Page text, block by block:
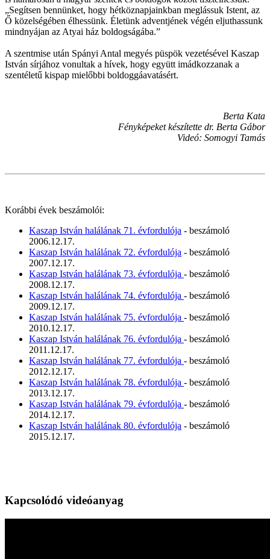
„Segítsen bennünket, hogy hétköznapjainkban meglássuk Istent, az
Ő közelségében élhessünk. Életünk adventjének végén eljuthassunk
mindnyájan az Atyai ház boldogságába.”
A szentmise után Spányi Antal megyés püspök vezetésével Kaszap
István sírjához vonultak a hívek, hogy együtt imádkozzanak a
szentéletű kispap mielőbbi boldoggáavatásért.
Berta Kata
Fényképeket készítette dr. Berta Gábor
Videó: Somogyi Tamás
Korábbi évek beszámolói:
Kaszap István halálának 71. évfordulója - beszámoló
2006.12.17.
Kaszap István halálának 72. évfordulója - beszámoló
2007.12.17.
Kaszap István halálának 73. évfordulója - beszámoló
2008.12.17.
Kaszap István halálának 74. évfordulója - beszámoló
2009.12.17.
Kaszap István halálának 75. évfordulója - beszámoló
2010.12.17.
Kaszap István halálának 76. évfordulója - beszámoló
2011.12.17.
Kaszap István halálának 77. évfordulója - beszámoló
2012.12.17.
Kaszap István halálának 78. évfordulója - beszámoló
2013.12.17.
Kaszap István halálának 79. évfordulója - beszámoló
2014.12.17.
Kaszap István halálának 80. évfordulója - beszámoló
2015.12.17.
Kapcsolódó videóanyag